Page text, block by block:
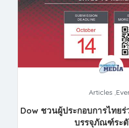
Articles ,
Dow ชวนผู้ประกอบการไทย
บรรจุภัณฑ์ระ